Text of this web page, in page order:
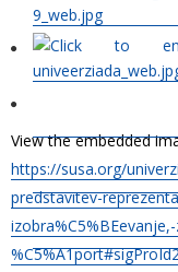
View the embedded
https://susa.org/
predstavitev-